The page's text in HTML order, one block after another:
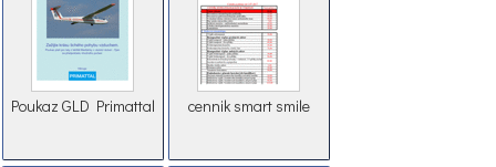
Poukaz GLD Primattal cennik smart smile